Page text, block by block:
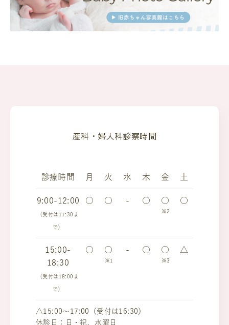
産科・婦人科診察時間
診療時間 月 火 水 木 金 土
9:00-12:00
（受付は11:30ま
で）
○ ○ - ○ ○
※2
○
15:00-
18:30
（受付は18:00ま
で）
○ ○
※1
- ○ ○
※3
△
△15:00～17:00（受付は16:30）
休診日：日・祝、水曜日